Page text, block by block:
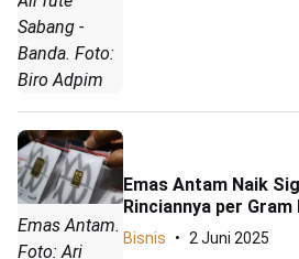
Sabang -
Banda. Foto:
Biro Adpim
Emas Antam.
Foto: Ari
Emas Antam Naik
Rinciannya per Gram
Bisnis 2 Juni 2025